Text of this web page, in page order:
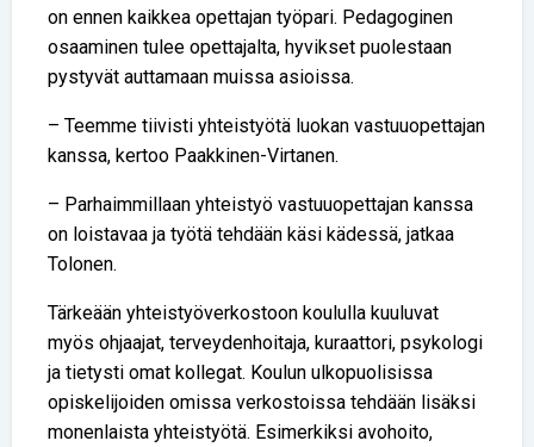
on ennen kaikkea opettajan työpari. Pedagoginen
osaaminen tulee opettajalta, hyvikset puolestaan
pystyvät auttamaan muissa asioissa.
– Teemme tiivisti yhteistyötä luokan vastuuopettajan
kanssa, kertoo Paakkinen-Virtanen.
– Parhaimmillaan yhteistyö vastuuopettajan kanssa
on loistavaa ja työtä tehdään käsi kädessä, jatkaa
Tolonen.
Tärkeään yhteistyöverkostoon koululla kuuluvat
myös ohjaajat, terveydenhoitaja, kuraattori, psykologi
ja tietysti omat kollegat. Koulun ulkopuolisissa
opiskelijoiden omissa verkostoissa tehdään lisäksi
monenlaista yhteistyötä. Esimerkiksi avohoito,